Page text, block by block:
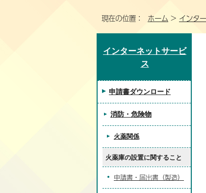
現在の位置： ホーム > インタ
インターネットサービ
ス
申請書ダウンロード
消防・危険物
火薬関係
火薬庫の設置に関すること
申請書・届出書（製造）